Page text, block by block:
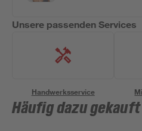
Unsere passenden Services
Handwerksservice
Häufig dazu gekauft